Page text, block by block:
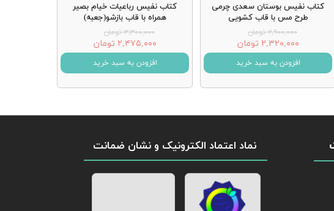
کتاب نفیس بوستان سعدی چرمی
طرح مس با قاب کشویی
۲,۹۰۰,۰۰۰ تومان
۲,۳۲۰,۰۰۰ تومان
افزودن به سبد خرید
کتاب نفیس رباعیات خیام بصیر
همراه با قاب بازشو(جعبه)
۳,۳۰۰,۰۰۰ تومان
۲,۴۷۵,۰۰۰ تومان
افزودن به سبد خرید
نماد اعتماد الکترونیک و نشان ضمانت